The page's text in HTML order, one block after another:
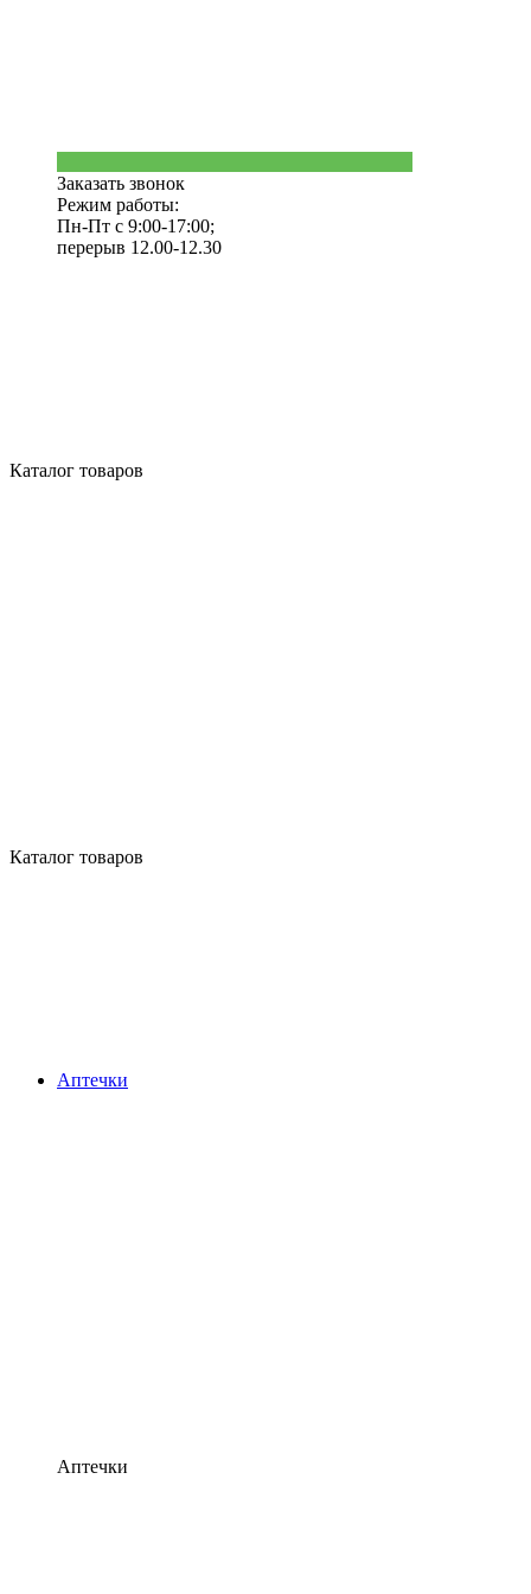
Заказать звонок
Режим работы:
Пн-Пт с 9:00-17:00;
перерыв 12.00-12.30
Каталог товаров
Каталог товаров
Аптечки
Аптечки